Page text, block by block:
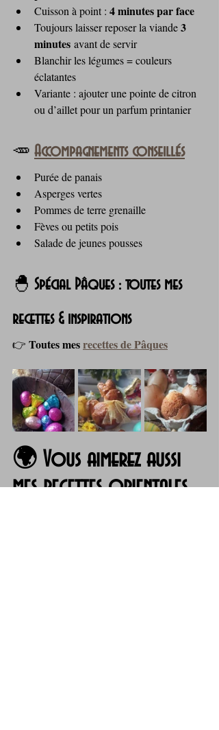
Cuisson à point : 4 minutes par face
Toujours laisser reposer la viande 3
minutes avant de servir
Blanchir les légumes = couleurs
éclatantes
Variante : ajouter une pointe de citron
ou d’aillet pour un parfum printanier
🥕 Accompagnements conseillés
Purée de panais
Asperges vertes
Pommes de terre grenaille
Fèves ou petits pois
Salade de jeunes pousses
🐣 Spécial Pâques : toutes mes
recettes & inspirations
👉 Toutes mes recettes de Pâques
🌍 Vous aimerez aussi
mes recettes orientales